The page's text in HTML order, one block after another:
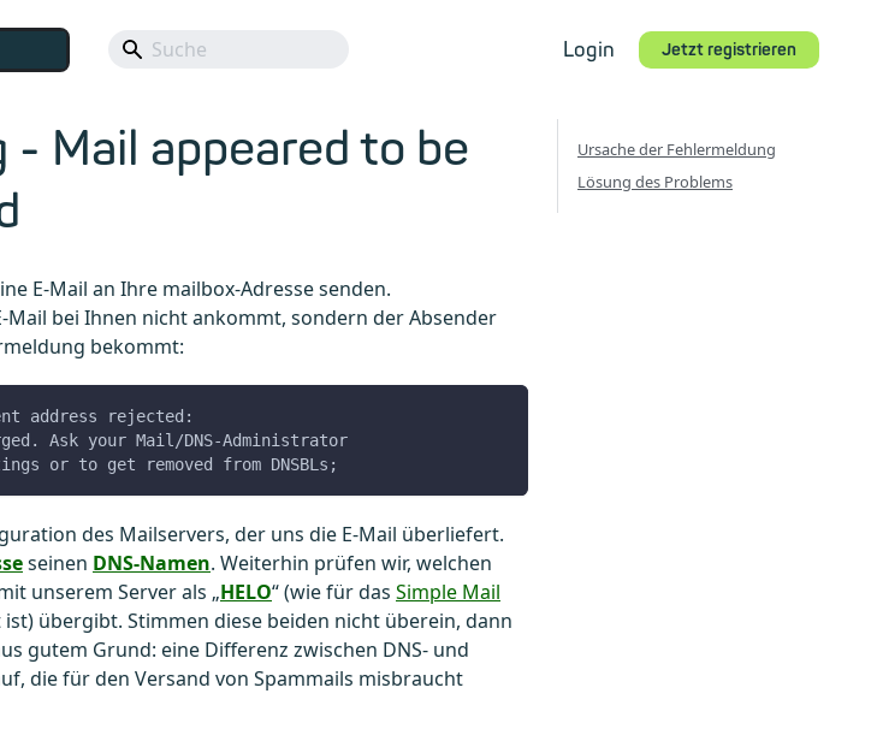
Login Jetzt registrieren
Mail appeared to be
E-Mail an Ihre mailbox-Adresse senden.
Mail bei Ihnen nicht ankommt, sondern der Absender
bekommt:
address rejected:
Ask your Mail/DNS-Administrator
or to get removed from DNSBLs;
des Mailservers, der uns die E-Mail überliefert.
seinen DNS-Namen. Weiterhin prüfen wir, welchen
unserem Server als „HELO“ (wie für das Simple Mail
übergibt. Stimmen diese beiden nicht überein, dann
gutem Grund: eine Differenz zwischen DNS- und
die für den Versand von Spammails misbraucht
Ursache der Fehlermeldung
Lösung des Problems